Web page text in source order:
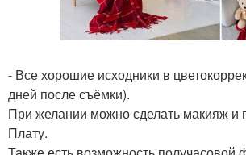
- Все хорошие исходники в
дней после съёмки).
При желании можно сделать макияж и
Плату.